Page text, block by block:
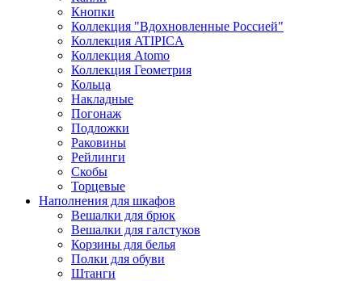
Кнопки
Коллекция "Вдохновленные Россией"
Коллекция ATIPICA
Коллекция Atomo
Коллекция Геометрия
Кольца
Накладные
Погонаж
Подложки
Раковины
Рейлинги
Скобы
Торцевые
Наполнения для шкафов
Вешалки для брюк
Вешалки для галстуков
Корзины для белья
Полки для обуви
Штанги